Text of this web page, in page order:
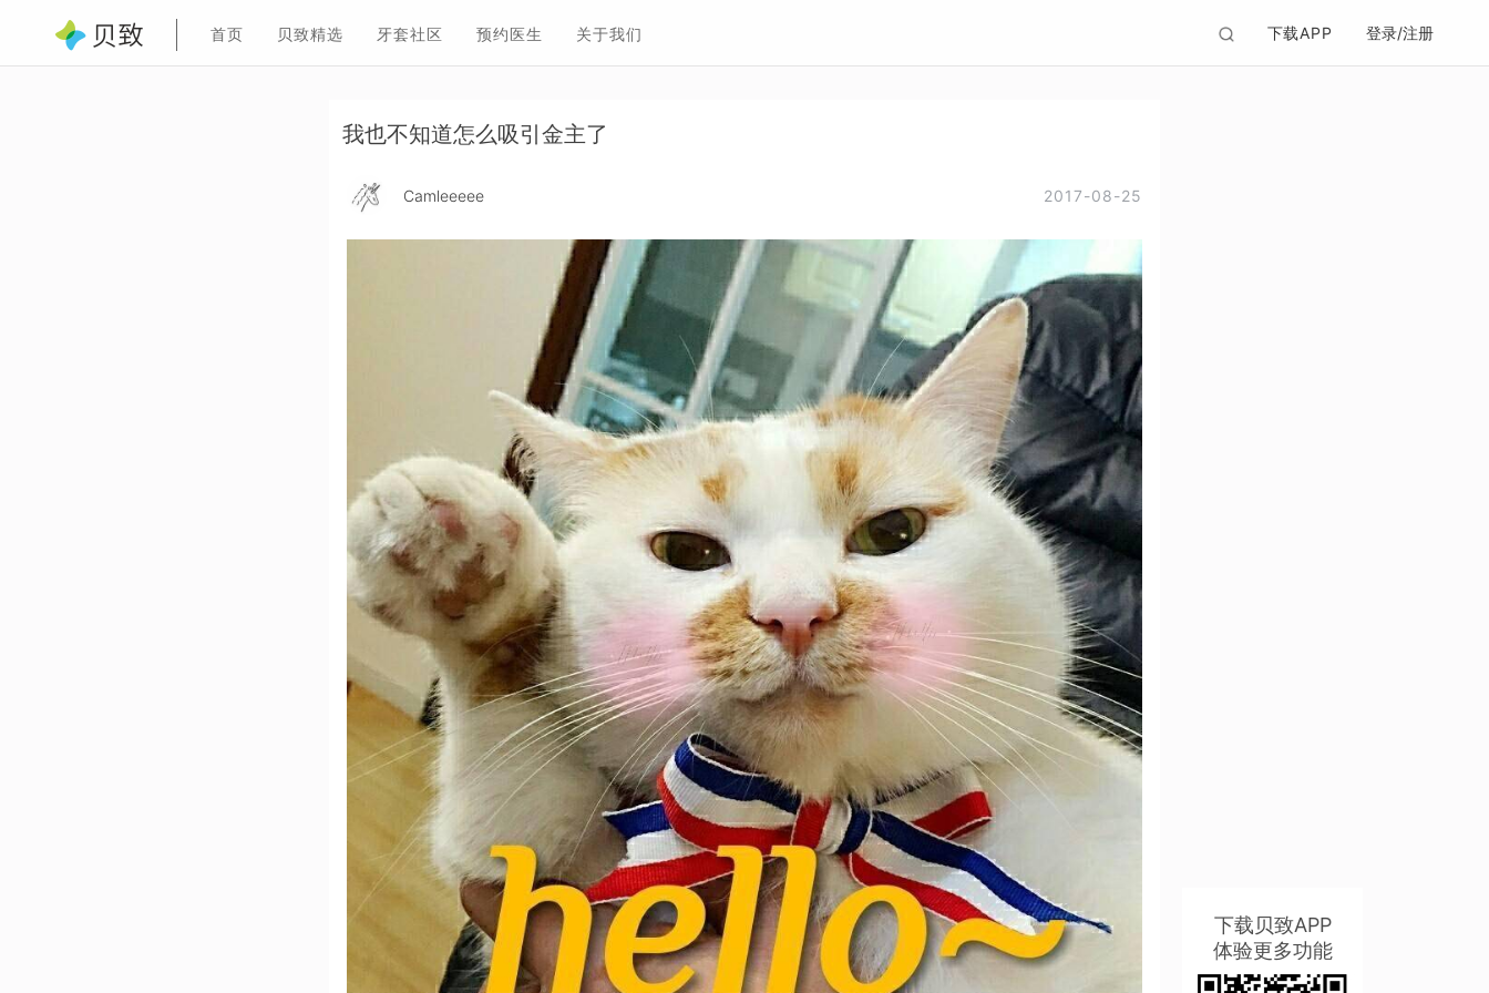
首页 贝致精选 牙套社区 预约医生 关于我们 下载APP 登录/注册
我也不知道怎么吸引金主了
Camleeeee 2017-08-25
下载贝致APP
体验更多功能